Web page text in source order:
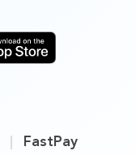
| FastPay